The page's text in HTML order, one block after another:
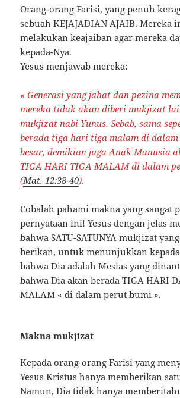
Orang-orang Farisi, yang penuh
sebuah KEJAJADIAN AJAIB. Mereka
melakukan keajaiban agar mereka
kepada-Nya.
Yesus menjawab mereka:
« Generasi yang jahat dan pezina
mereka tidak akan diberi mukjizat
mukjizat nabi Yunus. Sebab, sama
berada tiga hari tiga malam di
besar, demikian juga Anak Manusia
TIGA HARI TIGA MALAM di dalam
(Mat. 12:38-40).
Cobalah pahami makna yang sangat
pernyataan ini! Yesus dengan jelas
bahwa SATU-SATUNYA mukjizat
berikan, untuk menunjukkan
bahwa Dia adalah Mesias yang
bahwa Dia akan berada TIGA HARI
MALAM « di dalam perut bumi ».
Makna mukjizat
Kepada orang-orang Farisi yang
Yesus Kristus hanya memberikan
Namun, Dia tidak hanya